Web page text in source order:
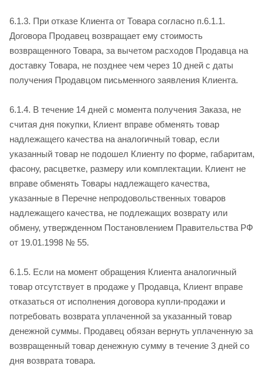
6.1.3. При отказе Клиента от Товара согласно п.6.1.1.
Договора Продавец возвращает ему стоимость
возвращенного Товара, за вычетом расходов Продавца на
доставку Товара, не позднее чем через 10 дней с даты
получения Продавцом письменного заявления Клиента.
6.1.4. В течение 14 дней с момента получения Заказа, не
считая дня покупки, Клиент вправе обменять товар
надлежащего качества на аналогичный товар, если
указанный товар не подошел Клиенту по форме, габаритам,
фасону, расцветке, размеру или комплектации. Клиент не
вправе обменять Товары надлежащего качества,
указанные в Перечне непродовольственных товаров
надлежащего качества, не подлежащих возврату или
обмену, утвержденном Постановлением Правительства РФ
от 19.01.1998 № 55.
6.1.5. Если на момент обращения Клиента аналогичный
товар отсутствует в продаже у Продавца, Клиент вправе
отказаться от исполнения договора купли­-продажи и
потребовать возврата уплаченной за указанный товар
денежной суммы. Продавец обязан вернуть уплаченную за
возвращенный товар денежную сумму в течение 3 дней со
дня возврата товара.